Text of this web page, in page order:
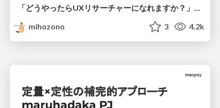
「どうやったらUXリサーチャーになれますか？」と聞かれて答えること
mihozono
3 4.2k